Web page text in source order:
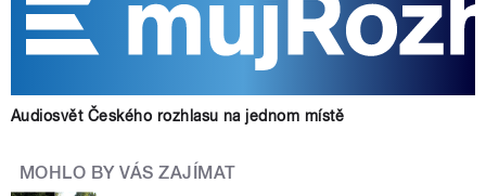
Audiosvět Českého rozhlasu na jednom místě
MOHLO BY VÁS ZAJÍMAT